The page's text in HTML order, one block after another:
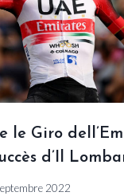
le Giro
d’Il
2022